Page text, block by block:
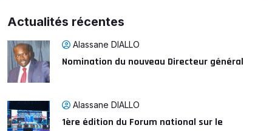
Actualités récentes
Alassane DIALLO
Nomination du nouveau Directeur général
Alassane DIALLO
1ère édition du Forum national sur le